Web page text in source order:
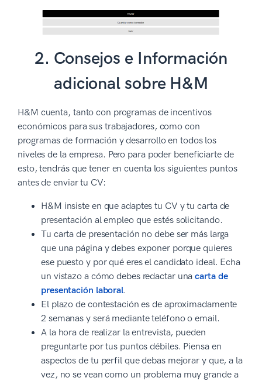
2. Consejos e Información
adicional sobre H&M
H&M cuenta, tanto con programas de incentivos
económicos para sus trabajadores, como con
programas de formación y desarrollo en todos los
niveles de la empresa. Pero para poder beneficiarte de
esto, tendrás que tener en cuenta los siguientes puntos
antes de enviar tu CV:
H&M insiste en que adaptes tu CV y tu carta de
presentación al empleo que estés solicitando.
Tu carta de presentación no debe ser más larga
que una página y debes exponer porque quieres
ese puesto y por qué eres el candidato ideal. Echa
un vistazo a cómo debes redactar unacarta de
presentación laboral.
El plazo de contestación es de aproximadamente
2 semanas y será mediante teléfono o email.
A la hora de realizar la entrevista, pueden
preguntarte por tus puntos débiles. Piensa en
aspectos de tu perfil que debas mejorar y que, a la
vez, no se vean como un problema muy grande a